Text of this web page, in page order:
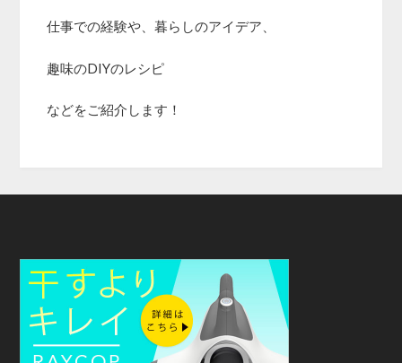
仕事での経験や、暮らしのアイデア、
趣味のDIYのレシピ
などをご紹介します！